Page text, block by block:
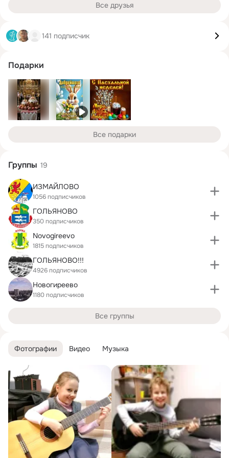
Фотографии Видео Музыка
Все друзья
141 подписчик
Подарки
Все подарки
Группы 19
ИЗМАЙЛОВО
1056 подписчиков
ГОЛЬЯНОВО
350 подписчиков
Novogireevo
1815 подписчиков
ГОЛЬЯНОВО!!!
4926 подписчиков
Новогиреево
1180 подписчиков
Все группы